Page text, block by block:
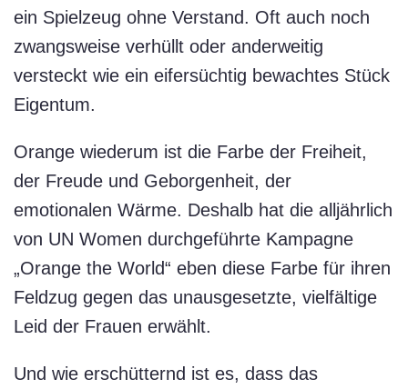
ein Spielzeug ohne Verstand. Oft auch noch
zwangsweise verhüllt oder anderweitig
versteckt wie ein eifersüchtig bewachtes Stück
Eigentum.
Orange wiederum ist die Farbe der Freiheit,
der Freude und Geborgenheit, der
emotionalen Wärme. Deshalb hat die alljährlich
von UN Women durchgeführte Kampagne
„Orange the World“ eben diese Farbe für ihren
Feldzug gegen das unausgesetzte, vielfältige
Leid der Frauen erwählt.
Und wie erschütternd ist es, dass das